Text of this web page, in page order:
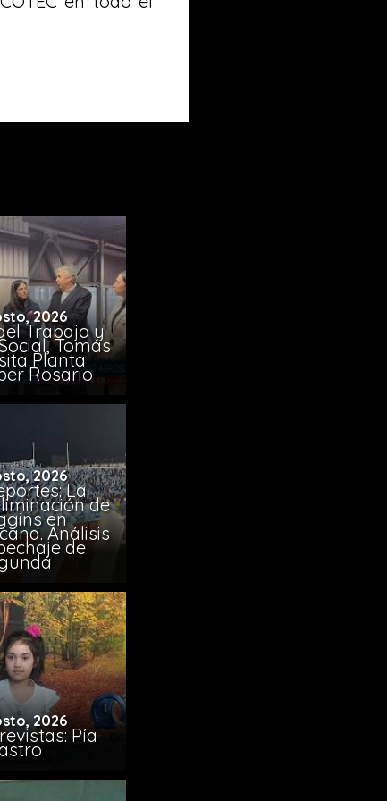
2026
Trabajo y
Tomás
Planta
Rosario
2026
La
de
en
Análisis
de
2026
Pía